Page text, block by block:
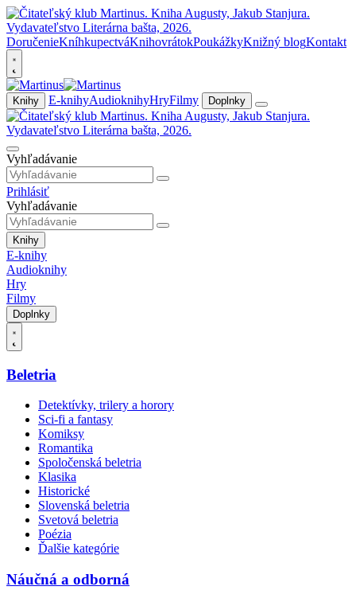
DoručenieKníhkupectváKnihovrátokPoukážkyKnižný blogKontakt
Knihy E-knihyAudioknihyHryFilmy Doplnky
Vyhľadávanie
Prihlásiť
Vyhľadávanie
Knihy
E-knihy
Audioknihy
Hry
Filmy
Doplnky
Beletria
Detektívky, trilery a horory
Sci-fi a fantasy
Komiksy
Romantika
Spoločenská beletria
Klasika
Historické
Slovenská beletria
Svetová beletria
Poézia
Ďalšie kategórie
Náučná a odborná